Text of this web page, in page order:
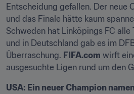
Entscheidung gefallen. Der neue
und das Finale hätte kaum
Schweden hat Linköpings FC alle
und in Deutschland gab es im
Überraschung. FIFA.com wirft
ausgesuchte Ligen rund um den
USA: Ein neuer Champion